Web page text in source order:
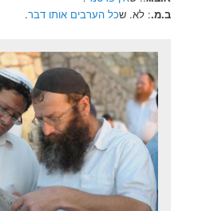
ב.מ.: לא. שכל הערבים אותו דבר.